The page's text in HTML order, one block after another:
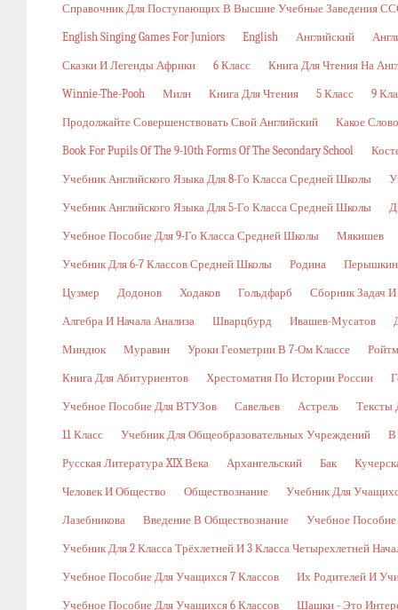
Справочник Для Поступающих В Высшие Учебные Заведения
English Singing Games For Juniors English Английский
Сказки И Легенды Африки 6 Класс Книга Для Чтения На
Winnie-The-Pooh Милн Книга Для Чтения 5 Класс 9
Продолжайте Совершенствовать Свой Английский Какое
Book For Pupils Of The 9-10th Forms Of The Secondary School
Учебник Английского Языка Для 8-Го Класса Средней Школы
Учебник Английского Языка Для 5-Го Класса Средней Школы
Учебное Пособие Для 9-Го Класса Средней Школы Мякишев
Учебник Для 6-7 Классов Средней Школы Родина Перышкин
Цузмер Додонов Ходаков Гольдфарб Сборник Задач
Алгебра И Начала Анализа Шварцбурд Ивашев-Мусатов
Миндюк Муравин Уроки Геометрии В 7-Ом Классе
Книга Для Абитуриентов Хрестоматия По Истории России
Учебное Пособие Для ВТУЗов Савельев Астрель Тексты
11 Класс Учебник Для Общеобразовательных Учреждений В
Русская Литература XIX Века Архангельский Бак
Человек И Общество Обществознание Учебник Для
Лазебникова Введение В Обществознание Учебное
Учебник Для 2 Класса Трёхлетней И 3 Класса Четырехлетней
Учебное Пособие Для Учащихся 7 Классов Их Родителей И
Учебное Пособие Для Учащихся 6 Классов Шашки - Это